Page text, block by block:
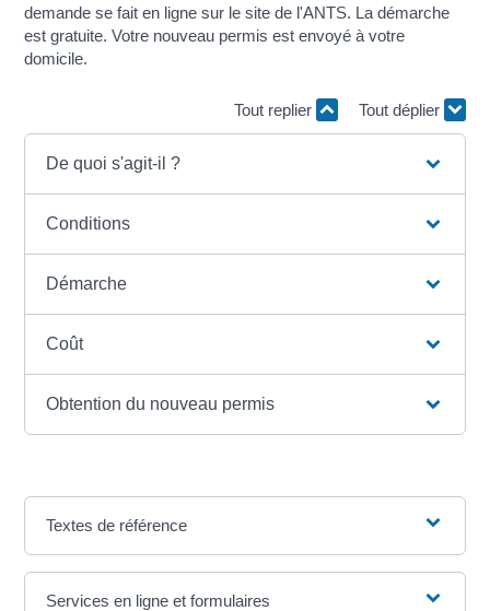
demande se fait en ligne sur le site de l'ANTS. La démarche
est gratuite. Votre nouveau permis est envoyé à votre
domicile.
Tout replier Tout déplier
De quoi s'agit-il ?
Conditions
Démarche
Coût
Obtention du nouveau permis
Textes de référence
Services en ligne et formulaires